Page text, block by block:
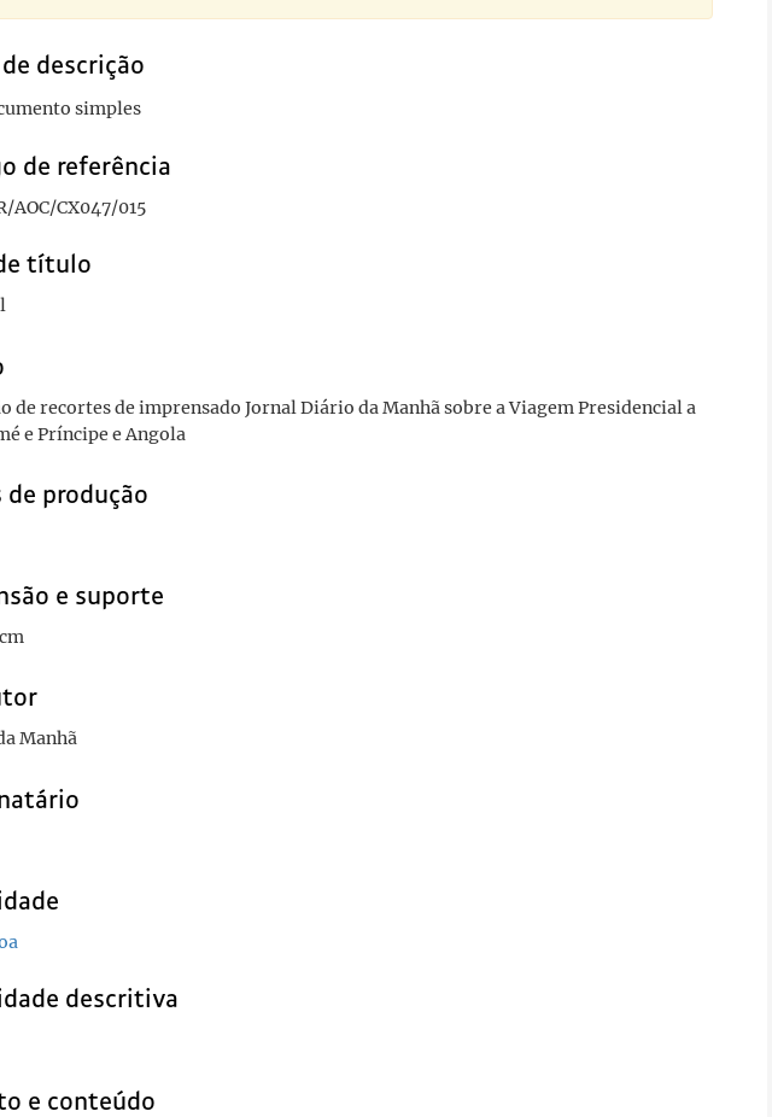
sobre a Viagem Presidencial a São Tomé e Príncipe e Angola
descrição
simples
de referência
AOC/CX047/015
título
de recortes de imprensado Jornal Diário da Manhã sobre a Viagem Presidencial a
e Príncipe e Angola
de produção
e suporte
Manhã
descritiva
e conteúdo